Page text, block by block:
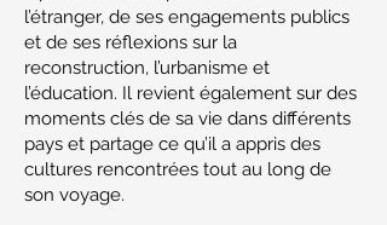
l’étranger, de ses engagements publics
et de ses réflexions sur la
reconstruction, l’urbanisme et
l’éducation. Il revient également sur des
moments clés de sa vie dans différents
pays et partage ce qu’il a appris des
cultures rencontrées tout au long de
son voyage.